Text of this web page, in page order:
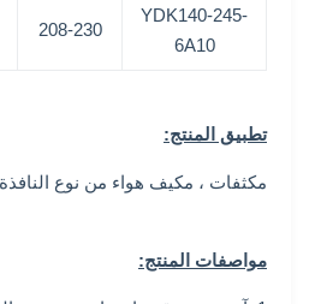
YDK140-245-
6A10
208-230
تطبيق المنتج:
مكثفات ، مكيف هواء من نوع النافذة
مواصفات المنتج: